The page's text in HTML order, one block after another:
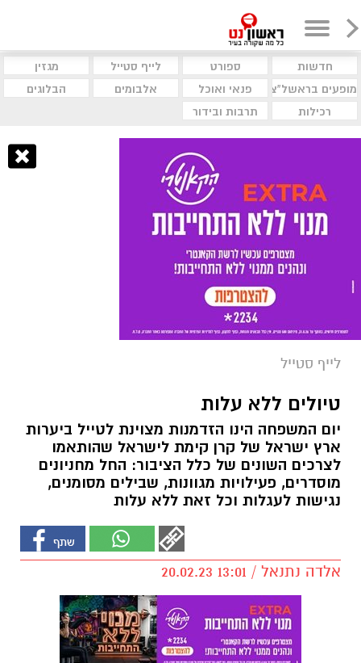
חדשות ספורט לייף סטייל
מגזין
מופעים בראשל"צ
פנאי ואוכל אלבומים
הבלוגים
רכילות
תרבות ובידור
לייף סטייל
טיולים ללא עלות
יום המשפחה הינו הזדמנות מצוינת לטייל ביערות
ארץ ישראל של קרן קימת לישראל שהותאמו
לצרכים השונים של כלל הציבור: החל מחניונים
מוסדרים, פעילויות מגוונות, שבילים מסומנים,
נגישות לעגלות וכל זאת ללא עלות
אלדה נתנאל / 13:01 20.02.23